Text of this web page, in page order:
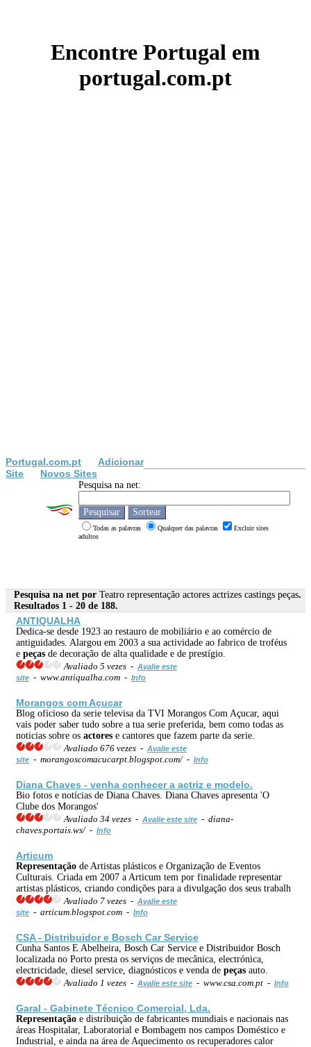
Encontre Portugal em
portugal.com.pt
Portugal.com.pt
Adicionar
Site
Novos Sites
Pesquisa na net:
Todas as palavras Qualquer das palavras
Excluir sites
adultos
Pesquisa na net por Teatro representação actores actrizes castings peças.
Resultados 1 - 20 de 188.
ANTIQUALHA
Dedica-se desde 1923 ao restauro de mobiliário e ao comércio de
antiguidades. Alargou em 2003 a sua actividade ao fabrico de troféus
e peças de decoração de alta qualidade e de prestígio.
Avaliado 5 vezes - Avalie este
site - www.antiqualha.com - Info
Morangos com Açucar
Blog oficioso da serie televisa da TVI Morangos Com Açucar, aqui
vais poder saber tudo sobre a tua serie preferida, bem como todas as
noticias sobre os actores e cantores que fazem parte da serie.
Avaliado 676 vezes - Avalie este
site - morangoscomacucarpt.blogspot.com/ - Info
Diana Chaves - venha conhecer a actriz e modelo.
Bio fotos e notícias de Diana Chaves. Diana Chaves apresenta 'O
Clube dos Morangos'
Avaliado 34 vezes - Avalie este site - diana-
chaves.portais.ws/ - Info
Articum
Representação de Artistas plásticos e Organização de Eventos
Culturais. Criada em 2007 a Articum tem por finalidade representar
artistas plásticos, criando condições para a divulgação dos seus trabalh
Avaliado 7 vezes - Avalie este
site - articum.blogspot.com - Info
CSA - Distribuidor e Bosch Car Service
Cunha Santos E Abelheira, Bosch Car Service e Distribuidor Bosch
localizada no Porto presta os serviços de mecânica, electrónica,
electricidade, diesel service, diagnósticos e venda de peças auto.
Avaliado 1 vezes - Avalie este site - www.csa.com.pt - Info
Garal - Gabinete Técnico Comercial, Lda.
Representação e distribuição de fabricantes mundiais e nacionais nas
áreas Hospitalar, Laboratorial e Bombagem nos campos Doméstico e
Industrial, e ainda na área de Aquecimento os recuperadores calor